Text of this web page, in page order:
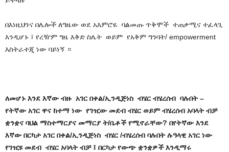
በእነዚህንና በሌሎች ለግዜው ወደ አእምሮዬ ባልመጡ ጥቅሞች ተጠቃሚና ተፈላጊ
እንዲሆኑ ፤ የረዥም ግዜ እቅድ ስሌት ወይም የአቅም ግንባት/ empowerment
እስትራተጂ ነው ባይነኝ ።
ለመሆኑ እንደ እኛው ብዙ አገር በቀል/ኢንዲጅነስ ብሄር ብሄረሰብ ባሉበት –
የትኛው አገር ዋና ከተማ ነው የገዢው መደብ ብሄር ወይም ብሄረሰብ አባላት ብቻ
ቋንቋና ባህል ማስተማርያና መማርያ ት/ቤቶች የሚኖራቸው? በየትኛው እንደ
እኛው በርካታ አገር በቀል/ኢንዲጅነስ ብሄር /ብሄረሰብ ባሉበት ሉዓላዊ አገር ነው
የገዢዩ መደብ ብሄር አባላት ብቻ ፤ በርካታ የውጭ ቋንቋዎች እንዲማሩ